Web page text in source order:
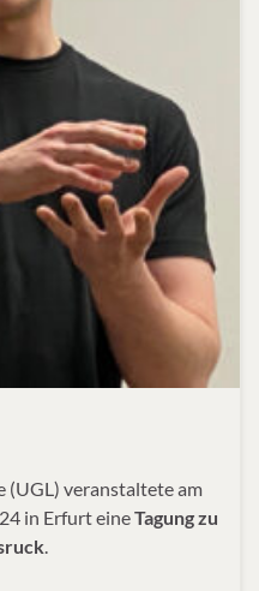
(UGL) veranstaltete am
in Erfurt eineTagung zu
.